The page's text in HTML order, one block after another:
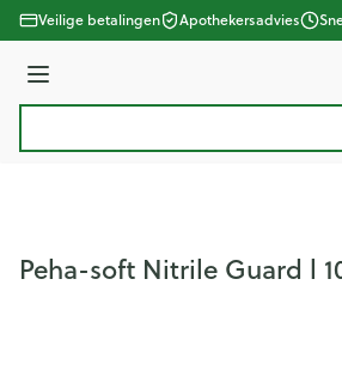
Ga naar de inhoud
Veilige betalingen Apothekersadvies
Menu
Peha-soft Nitrile Guard l